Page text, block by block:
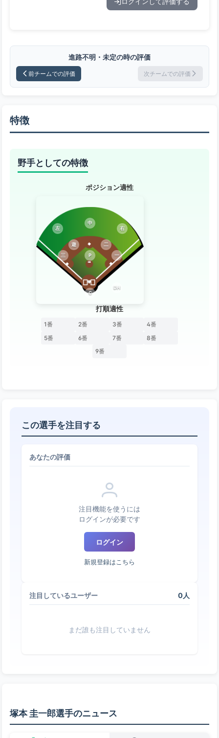
ログインして評価する
進路不明・未定の時の評価
前チームでの評価 次チームでの評価
特徴
野手としての特徴
ポジション適性
P
C
一
二
三
遊
左
中
右
DH
打順適性
1番 2番 3番
4番
5番
6番 7番
8番
9番
この選手を注目する
あなたの評価
注目機能を使うには
ログインが必要です
ログイン
新規登録はこちら
注目しているユーザー 0人
まだ誰も注目していません
塚本 圭一郎選手のニュース